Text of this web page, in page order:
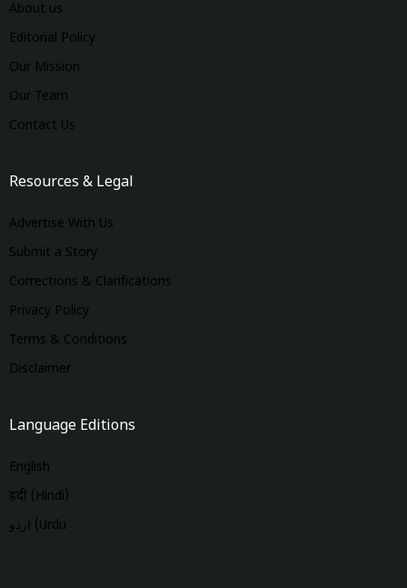
About us
Editorial Policy
Our Mission
Our Team
Contact Us
Resources & Legal
Advertise With Us
Submit a Story
Corrections & Clarifications
Privacy Policy
Terms & Conditions
Disclaimer
Language Editions
English
हिंदी (Hindi)
اردو (Urdu